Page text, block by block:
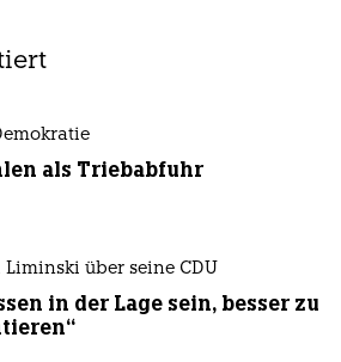
als Triebabfuhr
über seine CDU
in der Lage sein, besser zu